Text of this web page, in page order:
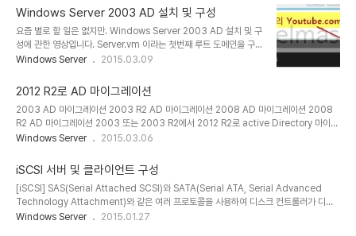
7 까지는 VHD선택 2012와 8은 VHDX 선택 5. 차이점보관용 선택
6. 가상 하드디스크의 이름 입력 후 저장위치 찾아보기 7. 저장 위치
선택 후 폴더 선택 8. 위치 확인 9. 원본(부모) 가상하드디스크 찾아보
기 10. 부모 디스크 선택 11. 선택한 디스크 확인 12. 반드시 요약 정보
확인하여 잘못 선택/입력한것이 없는지 살펴봅시다!!!
Windows Server 2003 AD 설치 및 구성
요즘 별로 할 일은 없지만. Windows Server 2003 AD 설치 및 구
성에 관한 영상입니다. Server.vm 이라는 첫번째 루트 도메인을 구
성하는 방법에 대한 영상이며, 2003 설치 시디가 필요합니다. [관련
드
Windows Server 2015.03.09
2012 R2로 AD 마이그레이션
2003 AD 마이그레이션 2003 R2 AD 마이그레이션 2008 AD 마이그레이션 2008
R2 AD 마이그레이션 2003 또는 2003 R2에서 2012 R2로 active Directory 마이그
레이션 시 아래의 방법을 통해 진행 할 수 있습니다. 물론 2008 또는 2008 R2에서 2012
작업마스터에서 실행) * adprep /forestprep * adprep32 /forestprep * Domain
prep (인프라스트럭처 작업 마스터에서 실행) * adprep /domainprep /gpprep *
RODC prep * adprep /rodcprep 아래의 순서를 따라 진행하면 됩니다..
Windows Server 2015.03.06
iSCSI 서버 및 클라이언트 구성
[iSCSI] SAS(Serial Attached SCSI)와 SATA(Serial ATA, Serial Advanced
Technology Attachment)와 같은 여러 프로토콜을 사용하여 디스크 컨트롤러가 디스
크 드라이브와 통신. 이러한 프로토콜은 읽기 및 쓰기 요청과 같은 명령이 패키지되어 컨트
Windows Server 2015.01.27